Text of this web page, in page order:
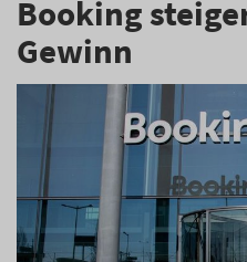
Booking
Gewinn